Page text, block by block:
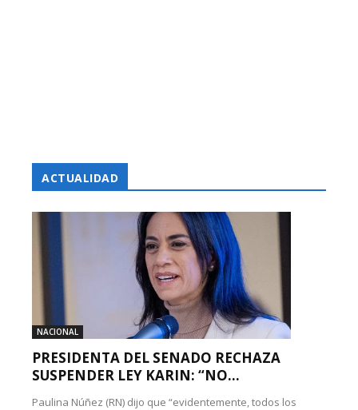
ACTUALIDAD
NACIONAL
PRESIDENTA DEL SENADO RECHAZA
SUSPENDER LEY KARIN: “NO...
Paulina Núñez (RN) dijo que “evidentemente, todos los